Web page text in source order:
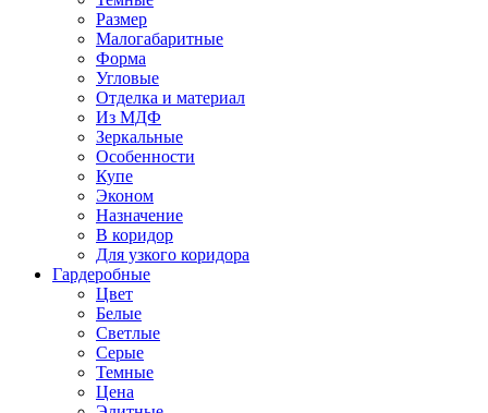
Размер
Малогабаритные
Форма
Угловые
Отделка и материал
Из МДФ
Зеркальные
Особенности
Купе
Эконом
Назначение
В коридор
Для узкого коридора
Гардеробные
Цвет
Белые
Светлые
Серые
Темные
Цена